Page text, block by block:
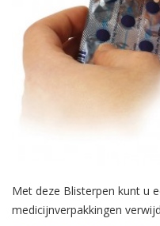
Met deze Blisterpen kunt u
medicijnverpakkingen